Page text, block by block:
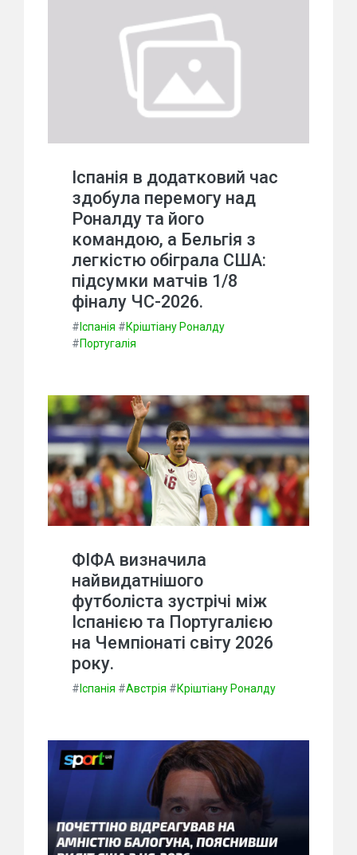
Іспанія в додатковий час
здобула перемогу над
Роналду та його
командою, а Бельгія з
легкістю обіграла США:
підсумки матчів 1/8
фіналу ЧС-2026.
# Іспанія #Кріштіану Роналду
#Португалія
ФІФА визначила
найвидатнішого
футболіста зустрічі між
Іспанією та Португалією
на Чемпіонаті світу 2026
року.
# Іспанія #Австрія #Кріштіану Роналду